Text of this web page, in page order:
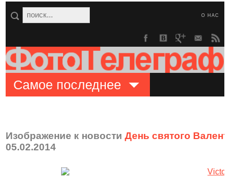
О НАС
Самое последнее
Изображение к новостиДень святого
05.02.2014